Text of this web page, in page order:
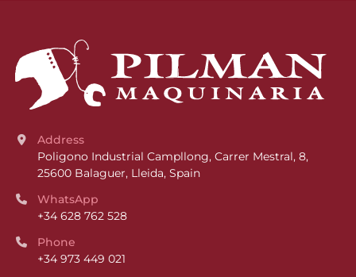
Address
Poligono Industrial Campllong, Carrer Mestral, 8,
25600 Balaguer, Lleida, Spain
WhatsApp
+34 628 762 528
Phone
+34 973 449 021